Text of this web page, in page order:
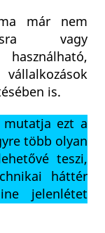
már nem
vagy
is.
mutatja ezt a
több olyan
teszi,
háttér
jelenlétet